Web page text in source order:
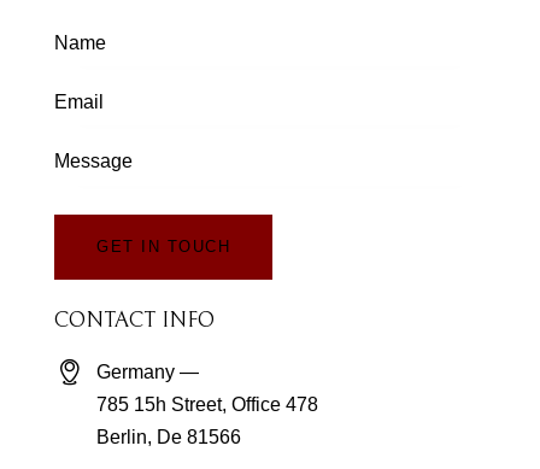
CONTACT INFO
Germany —
785 15h Street, Office 478
Berlin, De 81566